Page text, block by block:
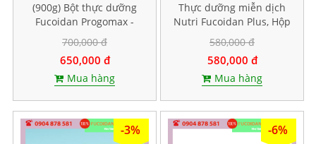
(900g) Bột thực dưỡng
Fucoidan Progomax -
dành cho bệnh nhân ung
thư
700,000 đ
650,000 đ
Mua hàng
Thực dưỡng miễn dịch
Nutri Fucoidan Plus, Hộp
500g
580,000 đ
580,000 đ
Mua hàng
-3% -6%